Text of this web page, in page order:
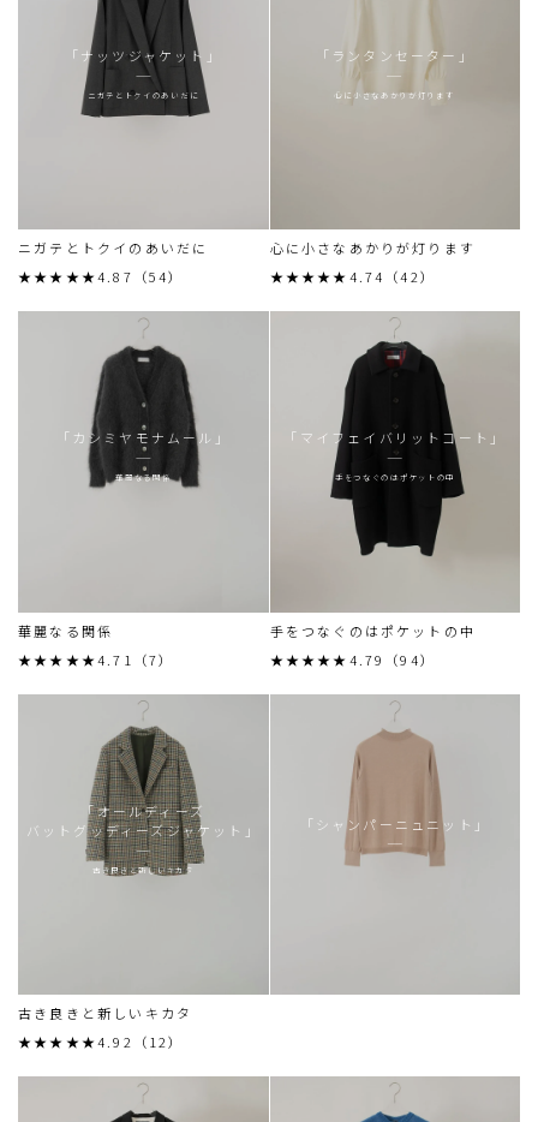
「ナッツジャケット」
ニガテとトクイのあいだに
ニガテとトクイのあいだに
★★★★★4.87（54）
「ランタンセーター」
心に小さなあかりが灯ります
心に小さなあかりが灯ります
★★★★★4.74（42）
「カシミヤモナムール」
華麗なる関係
華麗なる関係
★★★★★4.71（7）
「マイフェイバリットコート」
手をつなぐのはポケットの中
手をつなぐのはポケットの中
★★★★★4.79（94）
「オールディーズ
バットグッディーズジャケット」
古き良きと新しいキカタ
古き良きと新しいキカタ
★★★★★4.92（12）
「シャンパーニュニット」